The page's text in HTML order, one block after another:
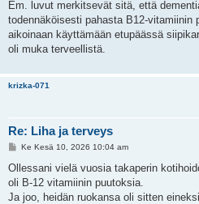
Em. luvut merkitsevät sitä, että
todennäköisesti pahasta B12-vitamiinin
aikoinaan käyttämään etupäässä
oli muka terveellistä.
krizka-071
Re: Liha ja terveys
V
e
t
i
Ke Kesä 10, 2026 10:04 am
Ollessani vielä vuosia takaperin
oli B-12 vitamiinin puutoksia.
Ja joo, heidän ruokansa oli sitten